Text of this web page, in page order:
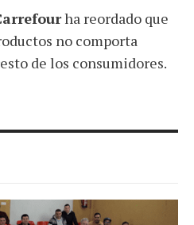
ha reordado que
no comporta
de los consumidores.